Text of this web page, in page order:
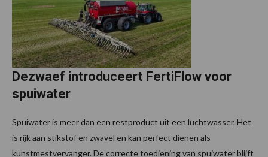
Dezwaef introduceert FertiFlow voor
spuiwater
Spuiwater is meer dan een restproduct uit een luchtwasser. Het
is rijk aan stikstof en zwavel en kan perfect dienen als
kunstmestvervanger. De correcte toediening van spuiwater blijft